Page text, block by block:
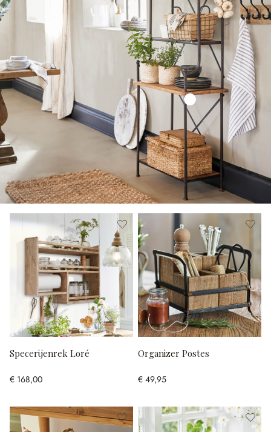
Specerijenrek Loré
€ 168,00
Organizer Postes
€ 49,95